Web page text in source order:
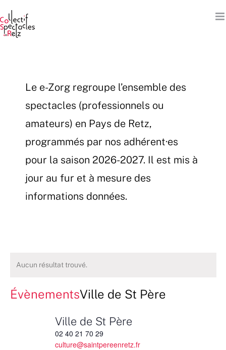
au
contenu
Le e-Zorg regroupe l’ensemble des
spectacles (professionnels ou
amateurs) en Pays de Retz,
programmés par nos adhérent·es
pour la saison 2026-2027. Il est mis à
jour au fur et à mesure des
informations données.
Aucun résultat trouvé.
ÉvènementsVille de St Père
Ville de St Père
02 40 21 70 29
culture@saintpereenretz.fr